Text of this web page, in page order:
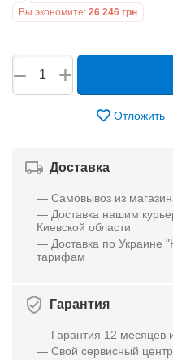
Вы экономите: 26 246 грн
+
−
Отложить
Доставка
— Самовывоз из
— Доставка нашим
Киевской области
— Доставка по Украине
тарифам
Гарантия
— Гарантия 12 месяцев
— Свой сервисный центр